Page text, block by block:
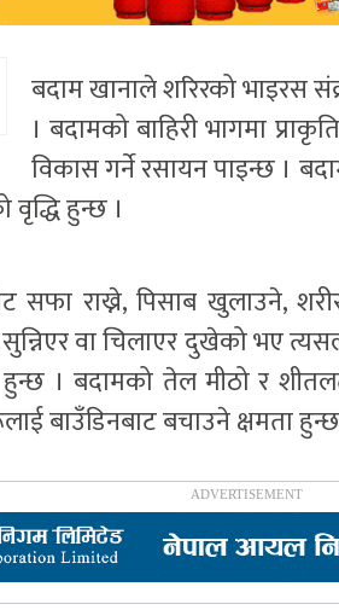
बदाम खानाले शरिरको भाइरस
। बदामको बाहिरी भागमा
विकास गर्ने रसायन पाइन्छ ।
हुन्छ ।
सफा राख्ने, पिसाब खुलाउने,
सुन्निएर वा चिलाएर दुखेको भए
हुन्छ । बदामको तेल मीठो र
बाउँडिनबाट बचाउने क्षमता